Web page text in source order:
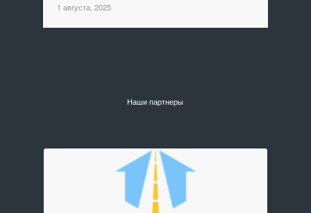
1 августа, 2025
Наши партнеры